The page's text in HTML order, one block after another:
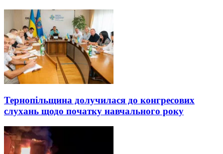
Тернопільщина долучилася до конгресових
слухань щодо початку навчального року